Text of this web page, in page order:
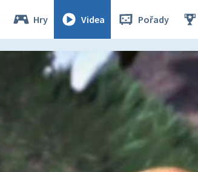
Hry Videa Pořady